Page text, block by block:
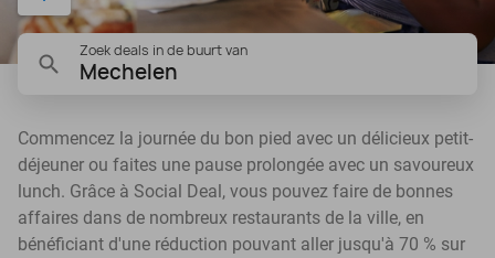
Zoek deals in de buurt van
Mechelen
Commencez la journée du bon pied avec un délicieux petit-
déjeuner ou faites une pause prolongée avec un savoureux
lunch. Grâce à Social Deal, vous pouvez faire de bonnes
affaires dans de nombreux restaurants de la ville, en
bénéficiant d'une réduction pouvant aller jusqu'à 70 % sur